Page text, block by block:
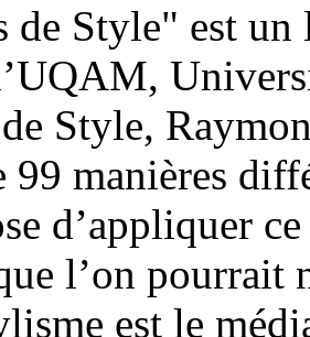
de Style" est un
Style,
99 manières
d’appliquer
l’on pourrait
est le